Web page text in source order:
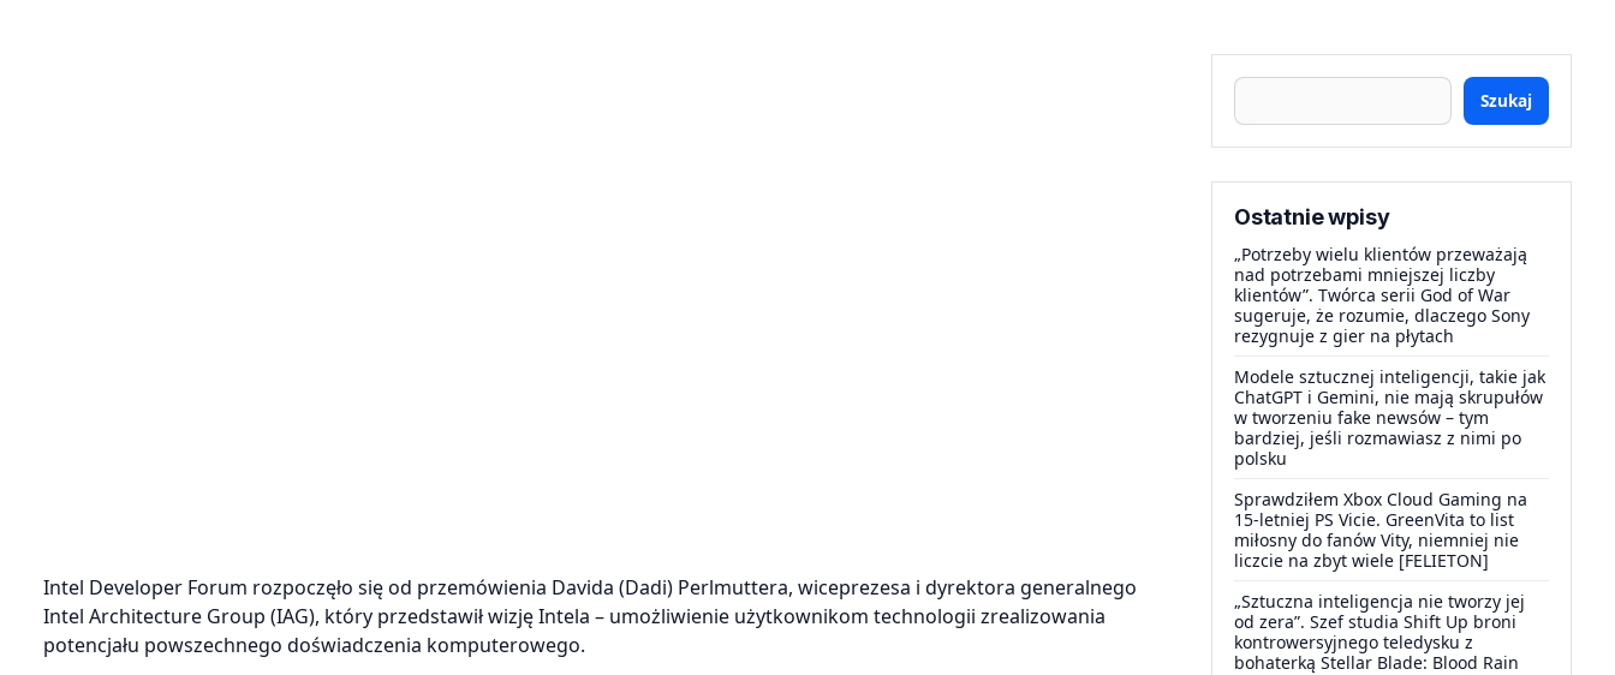
Intel Developer Forum rozpoczęło się od przemówienia Davida (Dadi) Perlmuttera, wiceprezesa i dyrektora generalnego
Intel Architecture Group (IAG), który przedstawił wizję Intela – umożliwienie użytkownikom technologii zrealizowania
potencjału powszechnego doświadczenia komputerowego.
Szukaj
Ostatnie wpisy
„Potrzeby wielu klientów przeważają
nad potrzebami mniejszej liczby
klientów”. Twórca serii God of War
sugeruje, że rozumie, dlaczego Sony
rezygnuje z gier na płytach
Modele sztucznej inteligencji, takie jak
ChatGPT i Gemini, nie mają skrupułów
w tworzeniu fake newsów – tym
bardziej, jeśli rozmawiasz z nimi po
polsku
Sprawdziłem Xbox Cloud Gaming na
15-letniej PS Vicie. GreenVita to list
miłosny do fanów Vity, niemniej nie
liczcie na zbyt wiele [FELIETON]
„Sztuczna inteligencja nie tworzy jej
od zera”. Szef studia Shift Up broni
kontrowersyjnego teledysku z
bohaterką Stellar Blade: Blood Rain